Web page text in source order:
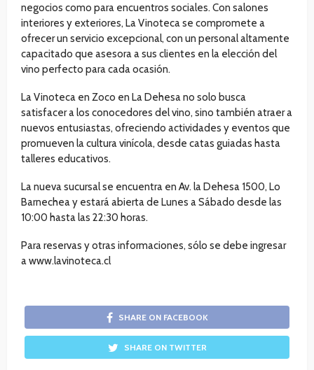
negocios como para encuentros sociales. Con salones
interiores y exteriores, La Vinoteca se compromete a
ofrecer un servicio excepcional, con un personal altamente
capacitado que asesora a sus clientes en la elección del
vino perfecto para cada ocasión.
La Vinoteca en Zoco en La Dehesa no solo busca
satisfacer a los conocedores del vino, sino también atraer a
nuevos entusiastas, ofreciendo actividades y eventos que
promueven la cultura vinícola, desde catas guiadas hasta
talleres educativos.
La nueva sucursal se encuentra en Av. la Dehesa 1500, Lo
Barnechea y estará abierta de Lunes a Sábado desde las
10:00 hasta las 22:30 horas.
Para reservas y otras informaciones, sólo se debe ingresar
a www.lavinoteca.cl
SHARE ON FACEBOOK
SHARE ON TWITTER